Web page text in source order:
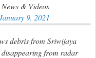
& Videos
9, 2021
debris from Sriwijaya
from radar